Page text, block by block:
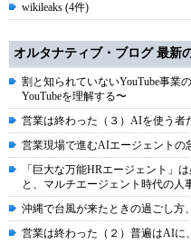
wikileaks (4件)
オルタナティブ・ブログ 最新
割と知られていないYouTube事業
YouTubeを理解する〜
営業は終わった（３）AIを使う者
営業現場で進むAIエージェントの
「巨大な万能HRエージェント」
と、マルチエージェント時代の人
沖縄で台風が来たときの過ごし方
営業は終わった（２）普遍はAIに